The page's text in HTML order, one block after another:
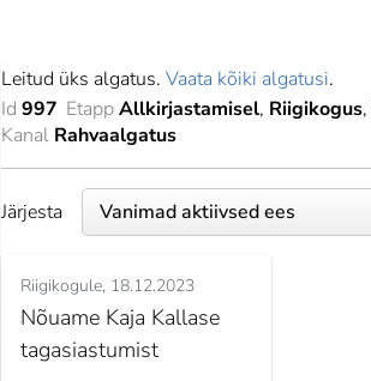
Leitud üks algatus. Vaata kõiki algatusi.
Id 997 EtappAllkirjastamisel Riigikogus
Kanal Rahvaalgatus
Järjesta
Riigikogule 18.12.2023
Nõuame Kaja Kallase
tagasiastumist